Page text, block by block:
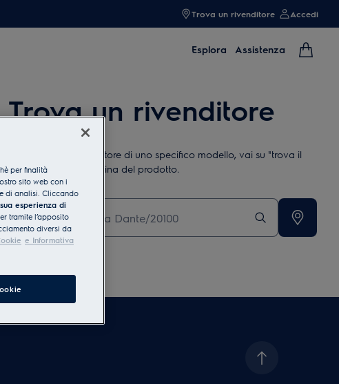
Trova un rivenditore Accedi
Esplora Assistenza
Trova un rivenditore
Per trovare un rivenditore di uno specifico modello, vai su "trova il
rivenditore" nella pagina del prodotto.
Inserisci Città, indirizzo o CAP
Cerca
All
per finalità
sito web con i
di analisi. Cliccando
esperienza di
tramite l’apposito
diversi da
e Informativa